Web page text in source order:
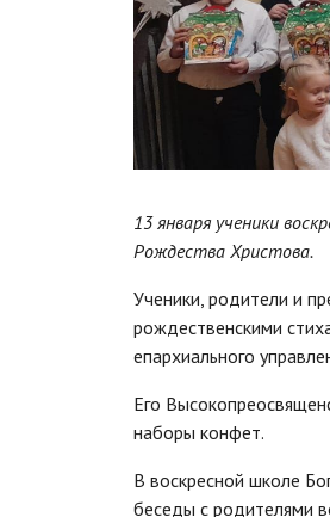
13 января ученики
Рождества Христова.
Ученики, родители и
рождественскими
епархиального
Его
наборы конфет.
В воскресной школе
беседы с родителями